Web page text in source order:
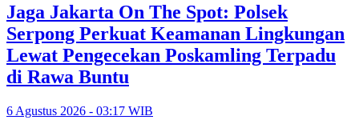
Jaga Jakarta On The Spot: Polsek
Serpong Perkuat Keamanan Lingkungan
Lewat Pengecekan Poskamling Terpadu
di Rawa Buntu
6 Agustus 2026 - 03:17 WIB